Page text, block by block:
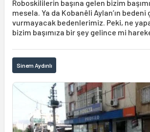
Roboskililerin başına gelen bizim
mesela. Ya da Kobanêli Aylan’ın bedeni
vurmayacak bedenlerimiz. Peki, ne
bizim başımıza bir şey gelince mi
Sinem Aydınlı